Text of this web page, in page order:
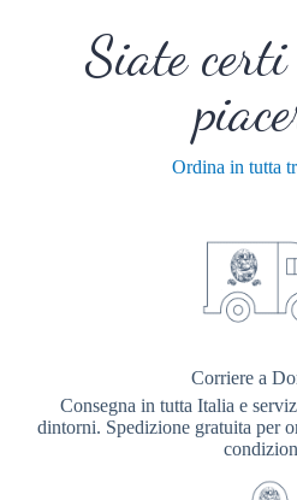
Siate
Ordina in tutta
Corriere a
Consegna in tutta Italia e
dintorni. Spedizione gratuita per